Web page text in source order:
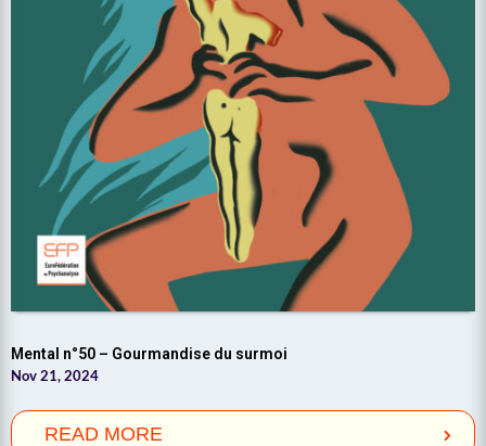
Mental n°50 – Gourmandise du surmoi
Nov 21, 2024
READ MORE